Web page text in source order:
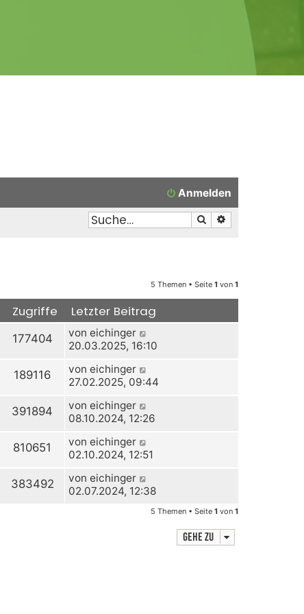
Anmelden
Suche
5 Themen • Seite 1 von 1
Zugriffe Letzter Beitrag
177404 von eichinger
20.03.2025, 16:10
189116 von eichinger
27.02.2025, 09:44
391894 von eichinger
08.10.2024, 12:26
810651 von eichinger
02.10.2024, 12:51
383492 von eichinger
02.07.2024, 12:38
5 Themen • Seite 1 von 1
Gehe zu